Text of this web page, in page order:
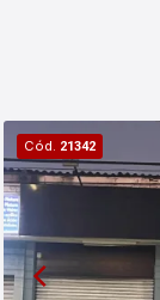
Cód. 21342